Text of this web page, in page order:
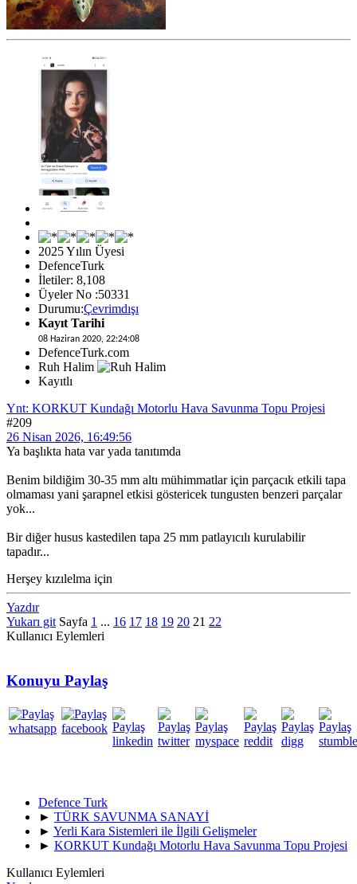
2025 Yılın Üyesi
DefenceTurk
İletiler: 8,108
Üyeler No :50331
Durumu:Çevrimdışı
Kayıt Tarihi
08 Haziran 2020, 22:24:08
DefenceTurk.com
Ruh Halim
Kayıtlı
Ynt: KORKUT Kundağı Motorlu Hava Savunma Topu Projesi
#209
26 Nisan 2026, 16:49:56
Ya başlıkta hata var yada tanıtımda
Benim bildiğim 30-35 mm altı mühimmatlar için parçacık etkili tapa
olmaması yani şarapnel etkisi göstericek tungusten benzeri parçalar
yok...
Bir diğer husus kastedilen tapa 25 mm patlayıcılı kurulabilir
tapadır...
Herşey kızılelma için
Yazdır
Yukarı git Sayfa 1 ... 16 17 18 19 20 21 22
Kullanıcı Eylemleri
Konuyu Paylaş
Defence Turk
► TÜRK SAVUNMA SANAYİ
► Yerli Kara Sistemleri ile İlgili Gelişmeler
► KORKUT Kundağı Motorlu Hava Savunma Topu Projesi
Kullanıcı Eylemleri